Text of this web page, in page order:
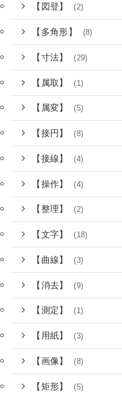
【図登】 (2)
【多角形】 (8)
【寸法】 (29)
【属取】 (1)
【属変】 (5)
【接円】 (8)
【接線】 (4)
【操作】 (4)
【整理】 (2)
【文字】 (18)
【曲線】 (3)
【消去】 (9)
【測定】 (1)
【用紙】 (3)
【画像】 (8)
【矩形】 (5)